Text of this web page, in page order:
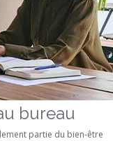
bureau
partie du bien-être